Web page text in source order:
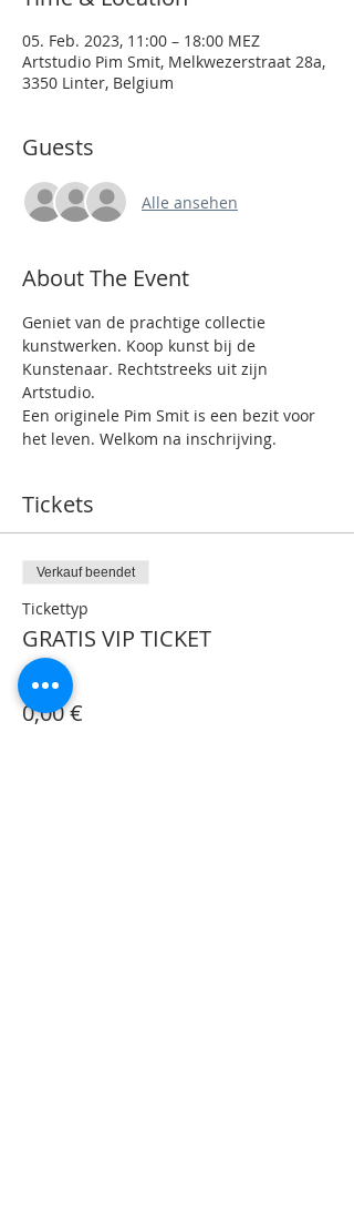
05. Feb. 2023, 11:00 – 18:00 MEZ
Artstudio Pim Smit, Melkwezerstraat 28a,
3350 Linter, Belgium
Guests
Alle ansehen
About The Event
Geniet van de prachtige collectie
kunstwerken. Koop kunst bij de
Kunstenaar. Rechtstreeks uit zijn
Artstudio.
Een originele Pim Smit is een bezit voor
het leven. Welkom na inschrijving.
Tickets
Verkauf beendet
Tickettyp
GRATIS VIP TICKET
Preis
0,00 €